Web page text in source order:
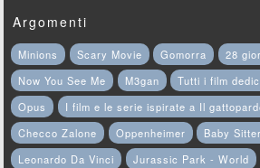
Argomenti
Minions Scary Movie Gomorra
28
Now You See Me
M3gan
Tutti i film
Opus
I film e le serie ispirate a Il
Checco Zalone
Oppenheimer Baby Sitter
Leonardo Da Vinci
Jurassic Park - World